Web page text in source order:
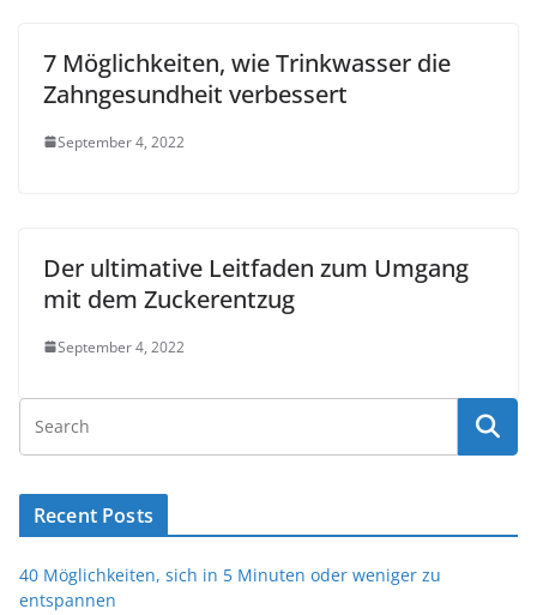
7 Möglichkeiten, wie Trinkwasser die
Zahngesundheit verbessert
September 4, 2022
Der ultimative Leitfaden zum Umgang
mit dem Zuckerentzug
September 4, 2022
Recent Posts
40 Möglichkeiten, sich in 5 Minuten oder weniger zu
entspannen